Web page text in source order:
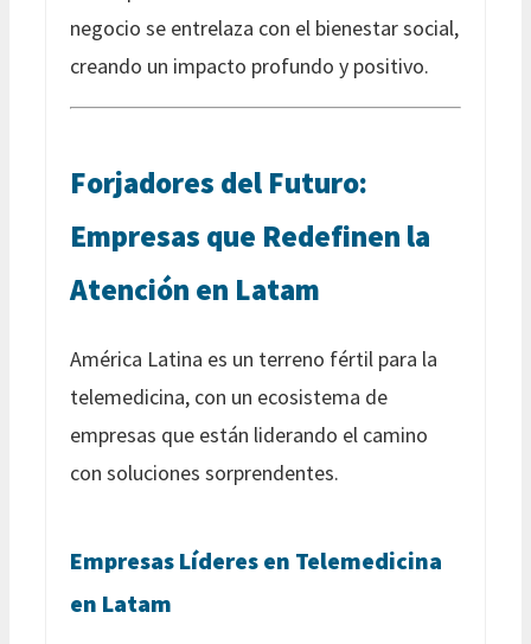
negocio se entrelaza con el bienestar social,
creando un impacto profundo y positivo.
Forjadores del Futuro:
Empresas que Redefinen la
Atención en Latam
América Latina es un terreno fértil para la
telemedicina, con un ecosistema de
empresas que están liderando el camino
con soluciones sorprendentes.
Empresas Líderes en Telemedicina
en Latam